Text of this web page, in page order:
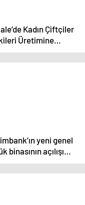
Kadın Çiftçiler
Üretimine
yeni genel
binasının açılışı